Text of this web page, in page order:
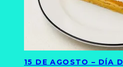
15 DE AGOSTO – DÍA